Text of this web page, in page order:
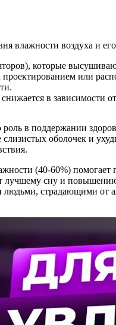
влажности воздуха и
которые
или
в зависимости
в поддержании
оболочек и
(40-60%) помогает
сну и
страдающими от